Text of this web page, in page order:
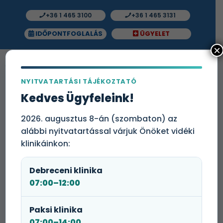
+36 1 465 3100 +36 1 465 3131
IDŐPONTFOGLALÁS ÜGYELET
Merkaptánok és tioéterek okozta
túlérzékenység
A merkaptánok és tioéterek okozta
túlérzékenység vizsgálat kizárólag a
mintavétel csak kedd reggelenként
lehetséges.
Egy gyökérkezelés során nem lehet teljesen eltüntetni
NYITVATARTÁSI TÁJÉKOZTATÓ
Kedves Ügyfeleink!
2026. augusztus 8-án (szombaton) az
alábbi nyitvatartással várjuk Önöket vidéki
klinikáinkon:
Debreceni klinika
07:00–12:00
Paksi klinika
×